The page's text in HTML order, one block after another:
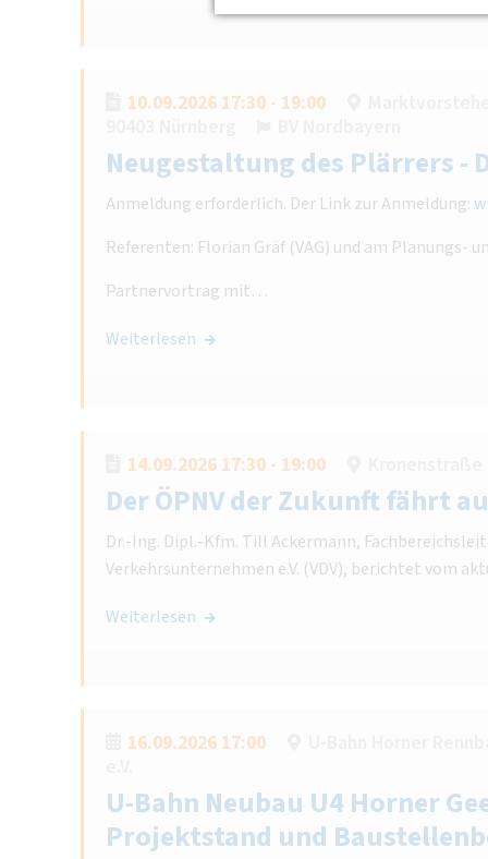
10.09.2026 17:30 - 19:00
Neugestaltung des Plärrers -
Anmeldung erforderlich. Der Link zur Anmeldung:
Referenten: Florian Gräf (VAG) und am Planungs-
Partnervortrag mit…
Weiterlesen
14.09.2026 17:30 - 19:00
Der ÖPNV der Zukunft fährt
Dr.-Ing. Dipl.-Kfm. Till Ackermann,
Verkehrsunternehmen e.V. (VDV), berichtet vom
Weiterlesen
16.09.2026 17:00
U-Bahn Neubau U4 Horner
Projektstand und